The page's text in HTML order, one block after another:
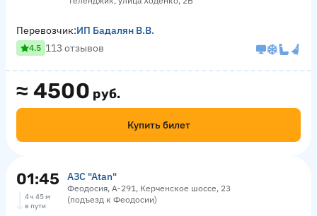
≈ 4500 руб.
Купить билет
Перевозчик:ИП Бадалян В.В.
4.5 113 отзывов
01:45 АЗС "Atan"
Феодосия, А-291, Керченское шоссе, 23
(подъезд к Феодосии)
4 ч 45 м
в пути